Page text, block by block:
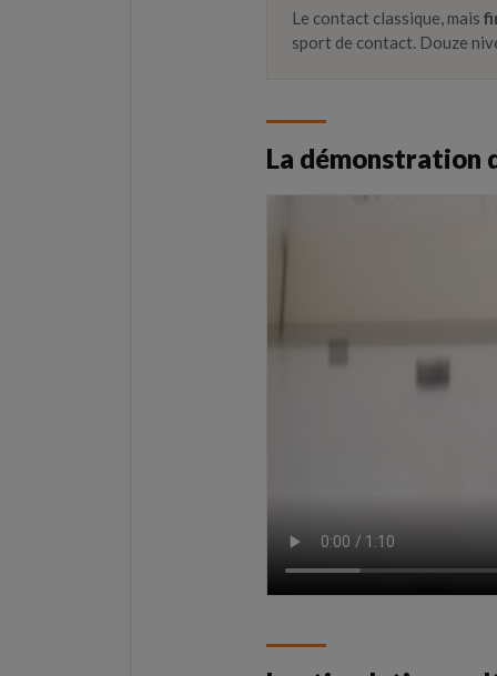
Le contact classique, mais
sport de contact. Douze
La démonstration